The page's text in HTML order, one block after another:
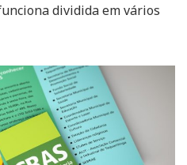
dividida em vários